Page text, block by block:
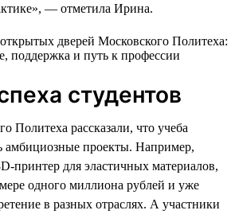
— отметила Ирина.
студентов
Политеха рассказали, что учеба
амбициозные проекты. Например,
принтер для эластичных материалов,
одного миллиона рублей и уже
в разных отраслях. А участники